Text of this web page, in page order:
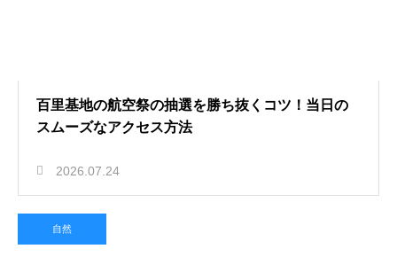
百里基地の航空祭の抽選を勝ち抜くコツ！当日の
スムーズなアクセス方法
2026.07.24
自然